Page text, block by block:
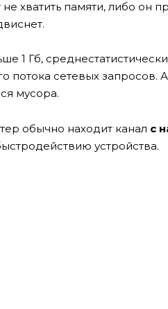
хватить памяти, либо он
1 Гб,
потока сетевых запросов.
мусора.
обычно находит канал с
устройства.